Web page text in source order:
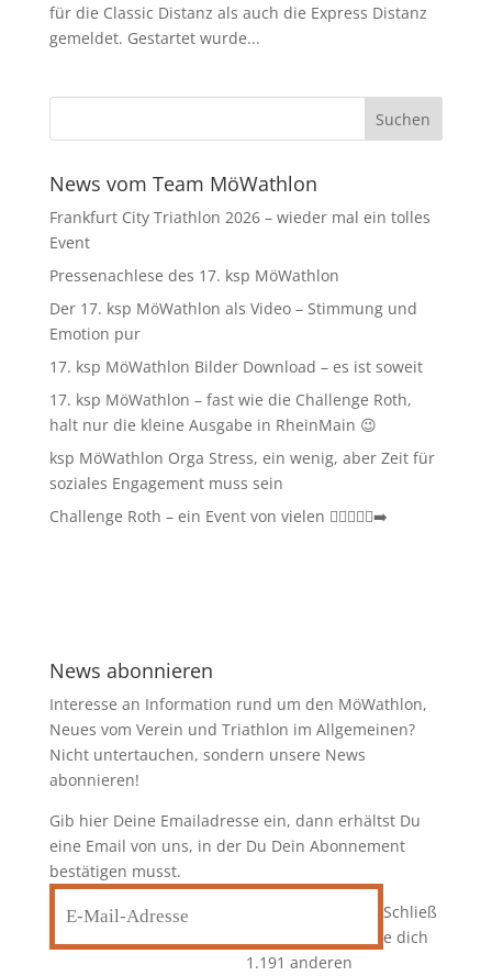
für die Classic Distanz als auch die Express Distanz
gemeldet. Gestartet wurde...
News vom Team MöWathlon
Frankfurt City Triathlon 2026 – wieder mal ein tolles
Event
Pressenachlese des 17. ksp MöWathlon
Der 17. ksp MöWathlon als Video – Stimmung und
Emotion pur
17. ksp MöWathlon Bilder Download – es ist soweit
17. ksp MöWathlon – fast wie die Challenge Roth,
halt nur die kleine Ausgabe in RheinMain 😉
ksp MöWathlon Orga Stress, ein wenig, aber Zeit für
soziales Engagement muss sein
Challenge Roth – ein Event von vielen 🏊‍♀️🚴‍♂️🏃‍➡️
News abonnieren
Interesse an Information rund um den MöWathlon,
Neues vom Verein und Triathlon im Allgemeinen?
Nicht untertauchen, sondern unsere News
abonnieren!
Gib hier Deine Emailadresse ein, dann erhältst Du
eine Email von uns, in der Du Dein Abonnement
bestätigen musst.
E-
Mail-
Adresse
Schließ
e dich
1.191 anderen